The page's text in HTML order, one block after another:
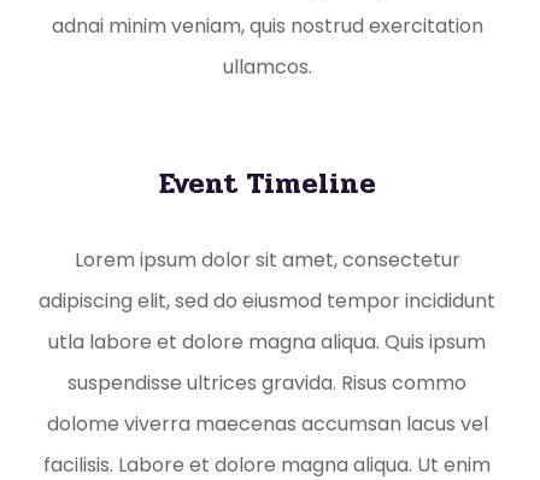
adnai minim veniam, quis nostrud exercitation
ullamcos.
Event Timeline
Lorem ipsum dolor sit amet, consectetur
adipiscing elit, sed do eiusmod tempor incididunt
utla labore et dolore magna aliqua. Quis ipsum
suspendisse ultrices gravida. Risus commo
dolome viverra maecenas accumsan lacus vel
facilisis. Labore et dolore magna aliqua. Ut enim